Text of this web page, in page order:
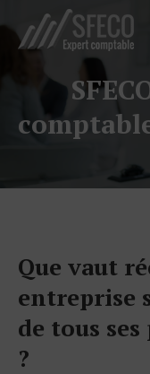
Que vaut
entreprise
de tous
?